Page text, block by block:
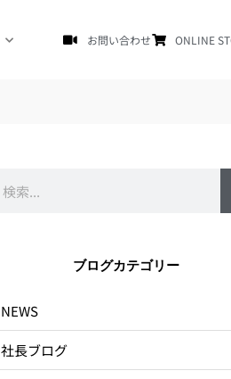
お問い合わせ ONLINE
ブログカテゴリー
NEWS
社長ブログ